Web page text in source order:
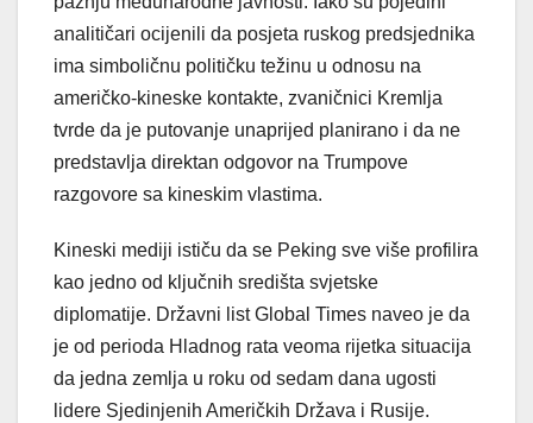
analitičari ocijenili da posjeta ruskog predsjednika
ima simboličnu političku težinu u odnosu na
američko-kineske kontakte, zvaničnici Kremlja
tvrde da je putovanje unaprijed planirano i da ne
predstavlja direktan odgovor na Trumpove
razgovore sa kineskim vlastima.
Kineski mediji ističu da se Peking sve više profilira
kao jedno od ključnih središta svjetske
diplomatije. Državni list Global Times naveo je da
je od perioda Hladnog rata veoma rijetka situacija
da jedna zemlja u roku od sedam dana ugosti
lidere Sjedinjenih Američkih Država i Rusije.